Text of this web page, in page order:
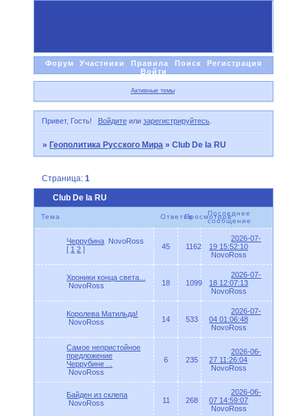
Форум Участники Правила Поиск
Регистрация
Войти
Активные темы
Привет, Гость! Войдитеили зарегистрируйтесь.
»Геополитика Русского Мира »Club De la RU
Club De la RU
Страница:1
Тема ОтветовПросмотров
Последнее
сообщение
Черрубина NovoRoss
[ 1 2 ] 45 1162
2026-07-
19 15:52:10
NovoRoss
Хроники конца света...
NovoRoss
18 1099
2026-07-
18 12:07:13
NovoRoss
Королева Матильда!
NovoRoss
14 533
2026-07-
04 01:06:48
NovoRoss
Самое непристойное
предложение
Черрубине ...
NovoRoss
6 235
2026-06-
27 11:26:04
NovoRoss
Байден из склепа
NovoRoss
11 268
2026-06-
07 14:59:07
NovoRoss